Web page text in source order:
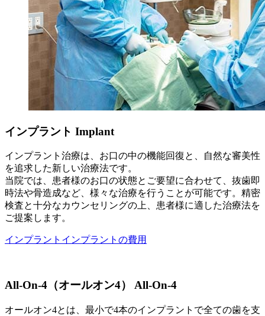
インプラント Implant
インプラント治療は、お口の中の機能回復と、自然な審美性
を追求した新しい治療法です。
当院では、患者様のお口の状態とご要望に合わせて、抜歯即
時法や骨造成など、様々な治療を行うことが可能です。精密
検査と十分なカウンセリングの上、患者様に適した治療法を
ご提案します。
インプラント インプラントの費用
All-On-4（オールオン4） All-On-4
オールオン4とは、最小で4本のインプラントで全ての歯を支